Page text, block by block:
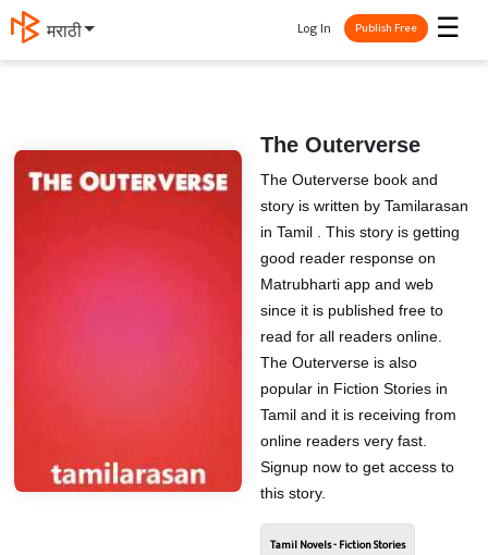
मराठी ☰
Log In Publish Free
The Outerverse
The Outerverse book and
story is written by Tamilarasan
in Tamil . This story is getting
good reader response on
Matrubharti app and web
since it is published free to
read for all readers online.
The Outerverse is also
popular in Fiction Stories in
Tamil and it is receiving from
online readers very fast.
Signup now to get access to
this story.
Tamil Novels - Fiction Stories